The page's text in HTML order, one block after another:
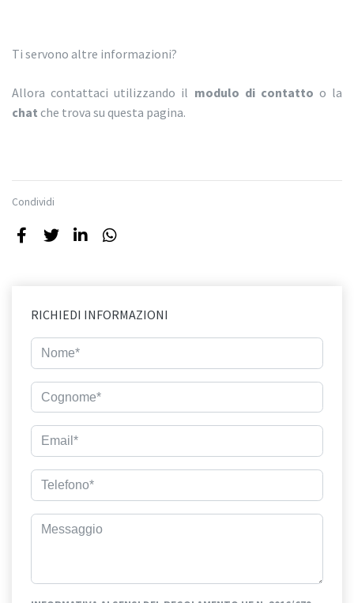
Ti servono altre informazioni?
Allora contattaci utilizzando il modulo di contatto o la
chat che trova su questa pagina.
Condividi
RICHIEDI INFORMAZIONI